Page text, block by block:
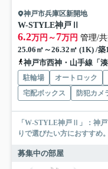
神戸市兵庫区新開地
W-STYLE神戸Ⅱ
6.2万円～ 7万円 管理/共
25.06㎡～26.32㎡ (1K) /
神戸市西神・山手線「
駐輪場 オートロック
宅配ボックス
防犯カメ
「W-STYLE神戸Ⅱ」：神
りで選びたい方におすすめ
募集中の部屋